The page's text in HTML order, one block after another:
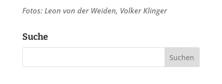
Fotos: Leon von der Weiden, Volker Klinger
Suche